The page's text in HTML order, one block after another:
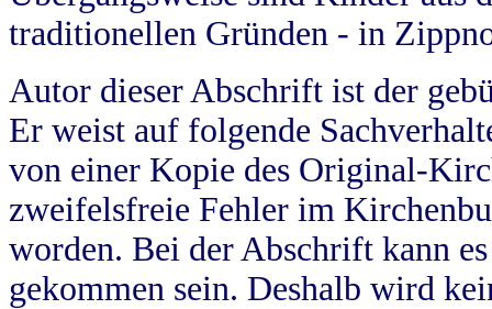
traditionellen Gründen - in
Autor dieser Abschrift ist der
Er weist auf folgende
von einer Kopie des Original-
zweifelsfreie Fehler im
worden. Bei der Abschrift kann
gekommen sein. Deshalb wird